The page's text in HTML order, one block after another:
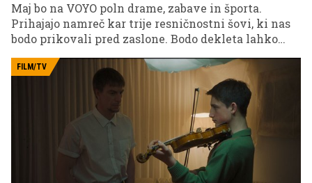
Maj bo na VOYO poln drame, zabave in športa.
Prihajajo namreč kar trije resničnostni šovi, ki nas
bodo prikovali pred zaslone. Bodo dekleta lahko
kateri po denar? To bomo spremljali v novi sezoni
Otoka hudih tipov.
FILM/TV